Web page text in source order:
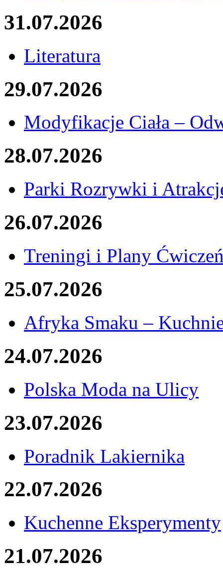
31.07.2026
Literatura
29.07.2026
Modyfikacje Ciała –
28.07.2026
Parki Rozrywki i
26.07.2026
Treningi i Plany
25.07.2026
Afryka Smaku –
24.07.2026
Polska Moda na Ulicy
23.07.2026
Poradnik Lakiernika
22.07.2026
Kuchenne Eksperymenty
21.07.2026